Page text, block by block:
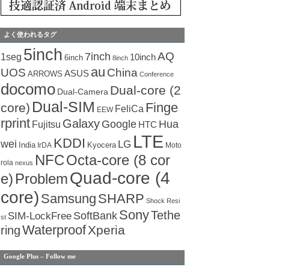
よく使われるタグ
1seg 5inch 6inch 7inch 8inch 10inchAQ
UOS ARROWS ASUS au China Conference
docomo Dual-Camera Dual-core (2
core) Dual-SIM EEW FeliCa Finge
rprint Fujitsu Galaxy Google HTC Hua
wei India IrDA KDDI Kyocera LG LTE Moto
rola nexus NFCOcta-core (8 cor
e) ProblemQuad-core (4
core) Samsung SHARP Shock Resi
st SIM-LockFree SoftBank SonyTethe
ringWaterproofXperia
Google Plus – Follow me